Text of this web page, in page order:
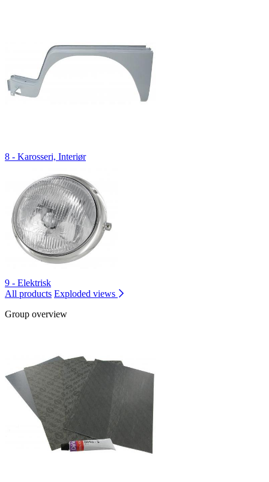
8 - Karosseri, Interiør
9 - Elektrisk
All products Exploded views
Group overview